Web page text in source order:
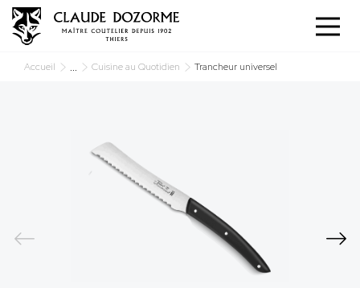
Accueil ... Cuisine au Quotidien Trancheur universel
Panneau de gestion des cookies